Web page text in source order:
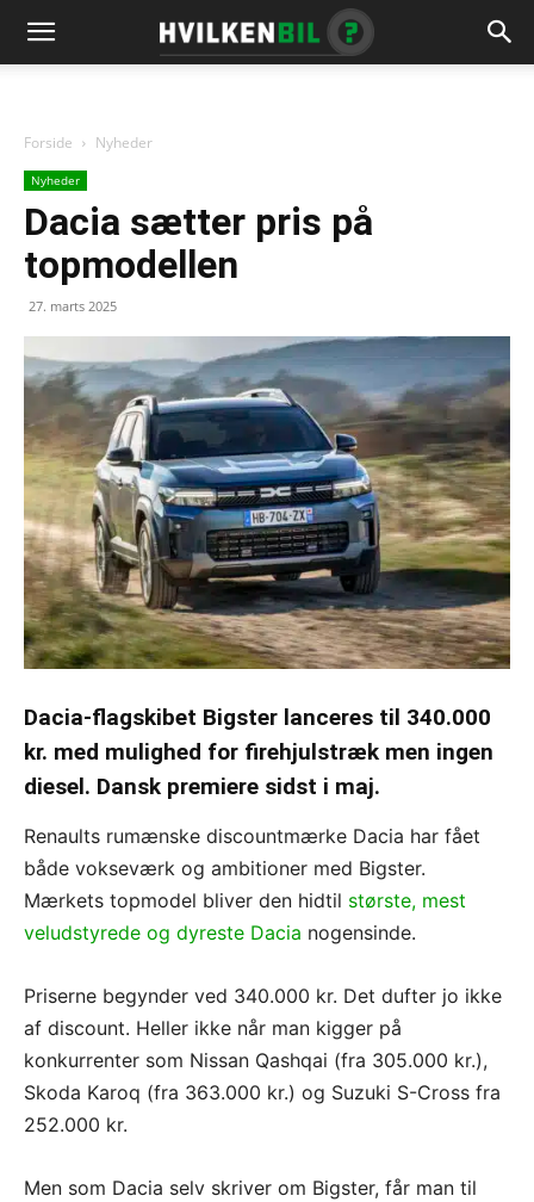
Forside Nyheder
Nyheder
Dacia sætter pris på
topmodellen
27. marts 2025
Dacia-flagskibet Bigster lanceres til 340.000
kr. med mulighed for firehjulstræk men ingen
diesel. Dansk premiere sidst i maj.
Renaults rumænske discountmærke Dacia har fået
både vokseværk og ambitioner med Bigster.
Mærkets topmodel bliver den hidtil største, mest
veludstyrede og dyreste Dacia nogensinde.
Priserne begynder ved 340.000 kr. Det dufter jo ikke
af discount. Heller ikke når man kigger på
konkurrenter som Nissan Qashqai (fra 305.000 kr.),
Skoda Karoq (fra 363.000 kr.) og Suzuki S-Cross fra
252.000 kr.
Men som Dacia selv skriver om Bigster, får man til